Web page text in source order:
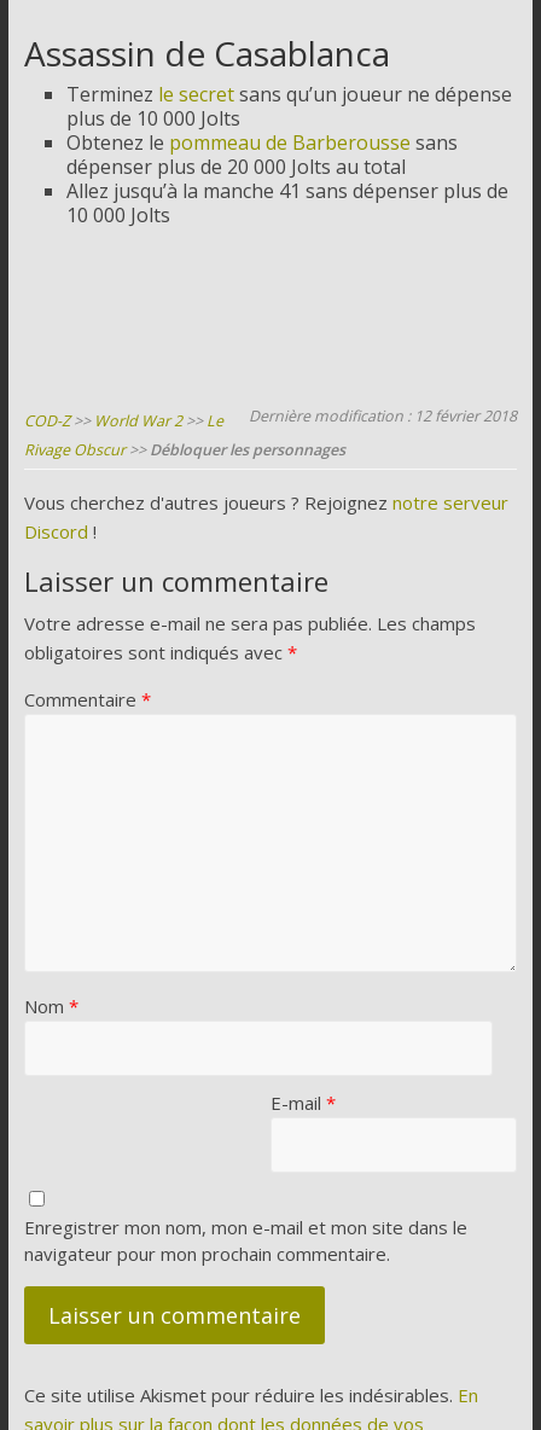
Assassin de Casablanca
Terminez le secretsans qu’un joueur ne dépense
plus de 10 000 Jolts
Obtenez le pommeau de Barberousse sans
dépenser plus de 20 000 Jolts au total
Allez jusqu’à la manche 41 sans dépenser plus de
10 000 Jolts
Dernière modification : 12 février 2018
COD-Z>> World War 2>>Le
Rivage Obscur>>Débloquer les personnages
Vous cherchez d'autres joueurs ? Rejoignez notre serveur
Discord !
Laisser un commentaire
Votre adresse e-mail ne sera pas publiée. Les champs
obligatoires sont indiqués avec *
Commentaire *
Nom *
E-mail *
Enregistrer mon nom, mon e-mail et mon site dans le
navigateur pour mon prochain commentaire.
Ce site utilise Akismet pour réduire les indésirables. En
savoir plus sur la façon dont les données de vos